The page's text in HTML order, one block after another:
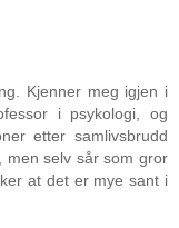
Kjenner meg igjen i
i psykologi, og
etter samlivsbrudd
men selv sår som gror
at det er mye sant i